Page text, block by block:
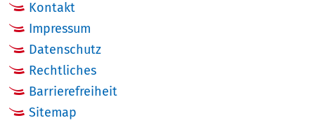
Kontakt
Impressum
Datenschutz
Rechtliches
Barrierefreiheit
Sitemap